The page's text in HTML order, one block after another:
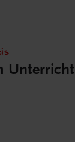
Unterricht